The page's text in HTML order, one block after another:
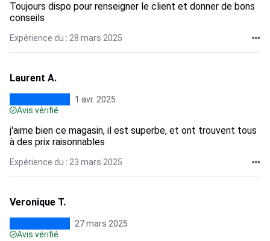
Toujours dispo pour renseigner le client et donner de bons
conseils
Expérience du : 28 mars 2025
Laurent A.
1 avr. 2025
Avis vérifié
j'aime bien ce magasin, il est superbe, et ont trouvent tous
à des prix raisonnables
Expérience du : 23 mars 2025
Veronique T.
27 mars 2025
Avis vérifié